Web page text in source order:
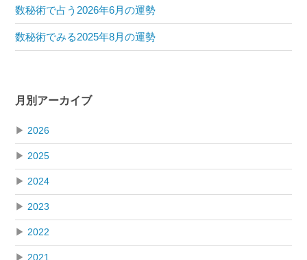
数秘術で占う2026年6月の運勢
数秘術でみる2025年8月の運勢
月別アーカイブ
▶ 2026
▶ 2025
▶ 2024
▶ 2023
▶ 2022
▶ 2021